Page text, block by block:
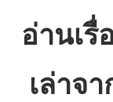
อ่านเรื่
เล่าจ